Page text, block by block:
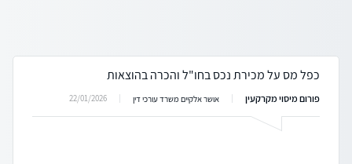
כפל מס על מכירת נכס בחו"ל והכרה בהוצאות
פורום מיסוי מקרקעין אושר אלקיים משרד עורכי דין 22/01/2026